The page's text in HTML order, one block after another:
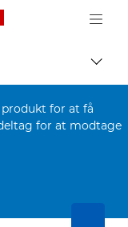
Canon Logo, back
Skift
for at få
for at modtage